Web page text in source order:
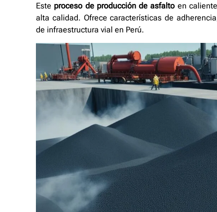
Este proceso de producción de asfalto en
alta calidad. Ofrece características de
de infraestructura vial en Perú.